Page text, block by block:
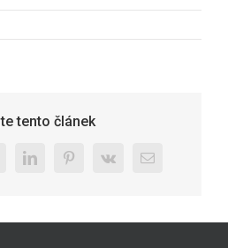
tento článek
LinkedInPinterest
Vk
E-